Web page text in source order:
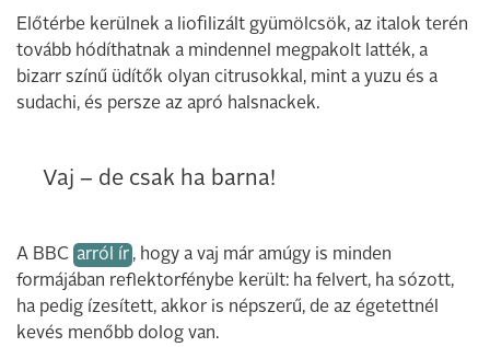
Előtérbe kerülnek a liofilizált gyümölcsök, az italok terén
tovább hódíthatnak a mindennel megpakolt latték, a
bizarr színű üdítők olyan citrusokkal, mint a yuzu és a
sudachi, és persze az apró halsnackek.
Vaj – de csak ha barna!
A BBC arról ír , hogy a vaj már amúgy is minden
formájában reflektorfénybe került: ha felvert, ha sózott,
ha pedig ízesített, akkor is népszerű, de az égetettnél
kevés menőbb dolog van.